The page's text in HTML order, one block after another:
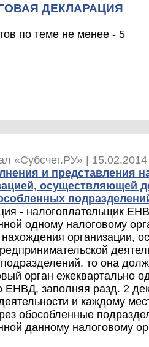
ДЕКЛАРАЦИЯ
по теме не менее - 5
«Субсчет.РУ» |
и представления
осуществляющей
- налогоплательщик
одному налоговому
организации,
то она
орган ежеквартально
ЕНВД, заполняя разд. 2
и каждому
обособленные
данному налоговому